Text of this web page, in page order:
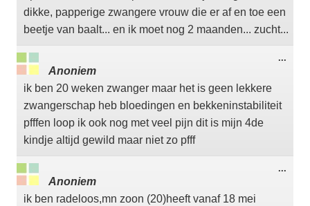
dikke, papperige zwangere vrouw die er af en toe een
beetje van baalt... en ik moet nog 2 maanden... zucht...
Anoniem
ik ben 20 weken zwanger maar het is geen lekkere
zwangerschap heb bloedingen en bekkeninstabiliteit
pfffen loop ik ook nog met veel pijn dit is mijn 4de
kindje altijd gewild maar niet zo pfff
...
Anoniem
ik ben radeloos,mn zoon (20)heeft vanaf 18 mei
...